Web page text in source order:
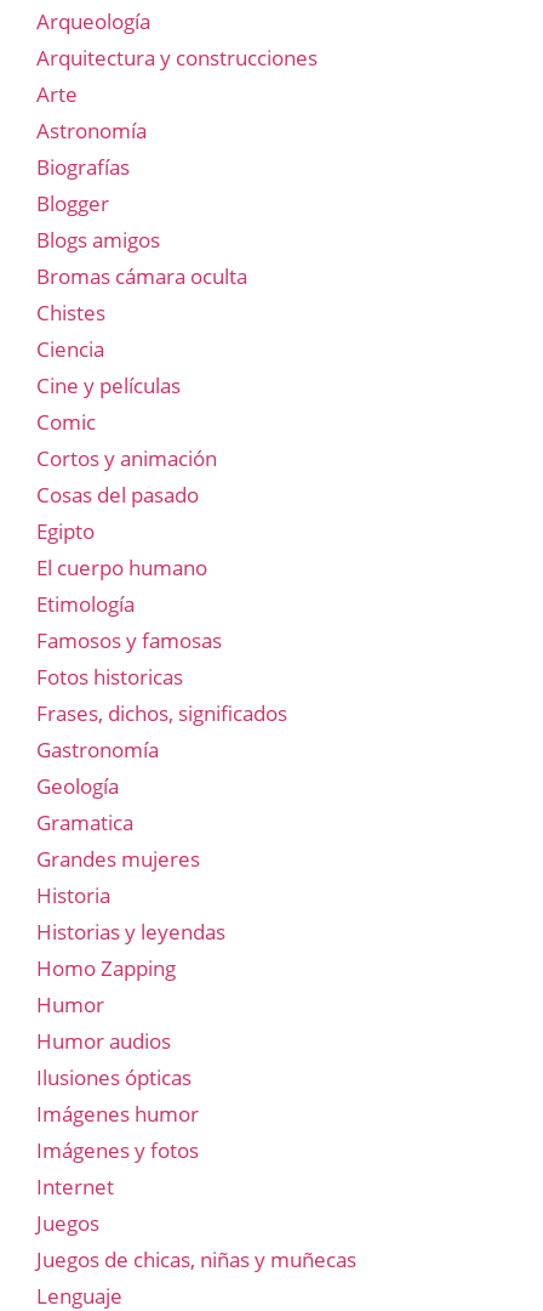
Arqueología
Arquitectura y construcciones
Arte
Astronomía
Biografías
Blogger
Blogs amigos
Bromas cámara oculta
Chistes
Ciencia
Cine y películas
Comic
Cortos y animación
Cosas del pasado
Egipto
El cuerpo humano
Etimología
Famosos y famosas
Fotos historicas
Frases, dichos, significados
Gastronomía
Geología
Gramatica
Grandes mujeres
Historia
Historias y leyendas
Homo Zapping
Humor
Humor audios
Ilusiones ópticas
Imágenes humor
Imágenes y fotos
Internet
Juegos
Juegos de chicas, niñas y muñecas
Lenguaje